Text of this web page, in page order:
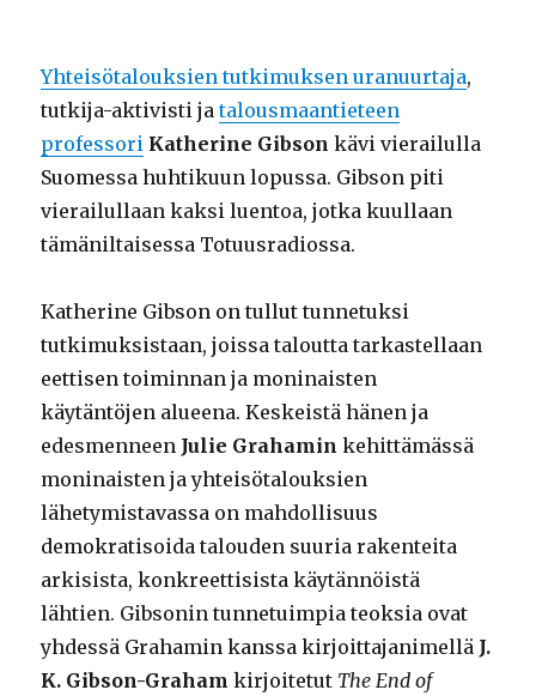
Yhteisötalouksien tutkimuksen uranuurtaja,
tutkija-aktivisti jatalousmaantieteen
professori Katherine Gibson kävi vierailulla
Suomessa huhtikuun lopussa. Gibson piti
vierailullaan kaksi luentoa, jotka kuullaan
tämäniltaisessa Totuusradiossa.
Katherine Gibson on tullut tunnetuksi
tutkimuksistaan, joissa taloutta tarkastellaan
eettisen toiminnan ja moninaisten
käytäntöjen alueena. Keskeistä hänen ja
edesmenneen Julie Grahamin kehittämässä
moninaisten ja yhteisötalouksien
lähetymistavassa on mahdollisuus
demokratisoida talouden suuria rakenteita
arkisista, konkreettisista käytännöistä
lähtien. Gibsonin tunnetuimpia teoksia ovat
yhdessä Grahamin kanssa kirjoittajanimellä J.
K. Gibson-Graham kirjoitetut The End of